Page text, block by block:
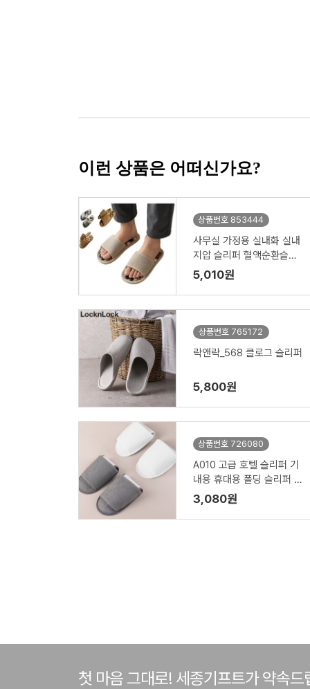
이런 상품은 어떠신가요?
상품번호 853444
사무실 가정용 실내화 실내
지압 슬리퍼 혈액순환슬리
퍼
5,010원
상품번호 765172
락앤락_568 클로그 슬리퍼
5,800원
상품번호 726080
A010 고급 호텔 슬리퍼 기
내용 휴대용 폴딩 슬리퍼 여
행용
3,080원
첫 마음 그대로! 세종기프트가 약속드